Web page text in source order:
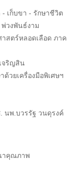
า - รักษาชีวิต
ธ์งาม
เลือด ภาค
ญสิน
งมือพิเศษฯ
รรัฐ วนดุรงค์
ภาพ